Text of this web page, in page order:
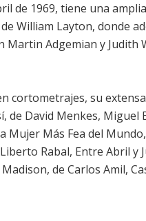
de 1969, tiene una
William Layton, donde
Adgemian y Judith
cortometrajes, su
de David Menkes,
Mujer Más Fea del
Rabal, Entre Abril y
de Carlos Amil,